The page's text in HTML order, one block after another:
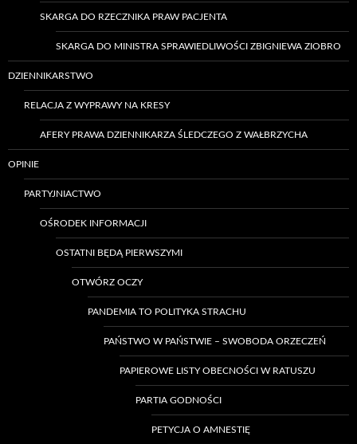
SKARGA DO RZECZNIKA PRAW PACJENTA
SKARGA DO MINISTRA SPRAWIEDLIWOŚCI ZBIGNIEWA ZIOBRO
DZIENNIKARSTWO
RELACJA Z WYPRAWY NA KRESY
AFERY PRAWA DZIENNIKARZA ŚLEDCZEGO Z WAŁBRZYCHA
OPINIE
PARTYJNIACTWO
OŚRODEK INFORMACJI
OSTATNI BĘDĄ PIERWSZYMI
OTWÓRZ OCZY
PANDEMIA TO POLITYKA STRACHU
PAŃSTWO W PAŃSTWIE – SWOBODA ORZECZEŃ
PAPIEROWE LISTY OBECNOŚCI W RATUSZU
PARTIA GODNOŚCI
PETYCJA O AMNESTIĘ